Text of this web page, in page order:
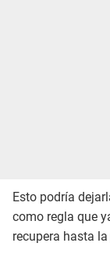
Esto podría
como regla que
recupera hasta